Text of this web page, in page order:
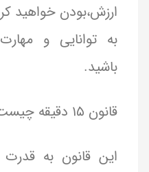
ارزش،بودن خواهید
به توانایی و
باشید.
قانون ۱۵ دقیقه چیست؟
این قانون به